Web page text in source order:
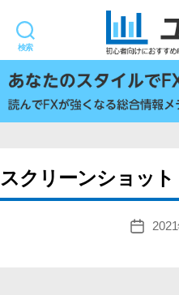
検索
スクリーンショット
投